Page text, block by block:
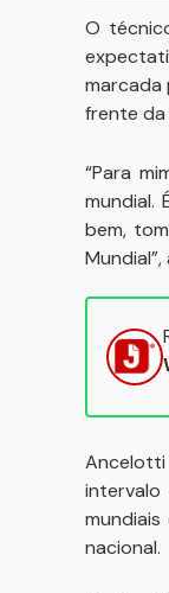
O
marcada
frente da
“Para
mundial.
bem,
nacional.